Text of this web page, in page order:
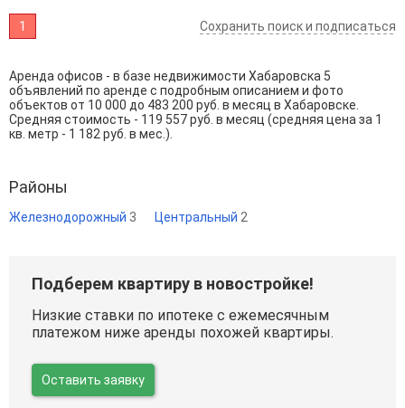
1 Сохранить поиск и подписаться
Аренда офисов - в базе недвижимости Хабаровска 5
объявлений по аренде с подробным описанием и фото
объектов от 10 000 до 483 200 руб. в месяц в Хабаровске.
Средняя стоимость - 119 557 руб. в месяц (средняя цена за 1
кв. метр - 1 182 руб. в мес.).
Районы
Железнодорожный 3 Центральный 2
Подберем квартиру в новостройке!
Низкие ставки по ипотеке с ежемесячным
платежом ниже аренды похожей квартиры.
Оставить заявку